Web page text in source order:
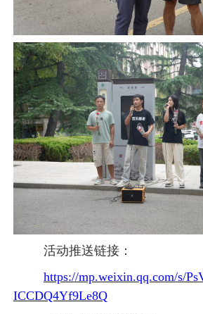
活动推送链接：
https://mp.weixin.qq.com/s/
ICCDQ4Yf9Le8Q